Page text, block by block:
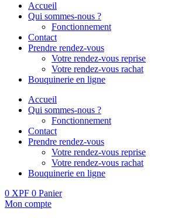
Accueil
Qui sommes-nous ?
Fonctionnement
Contact
Prendre rendez-vous
Votre rendez-vous reprise
Votre rendez-vous rachat
Bouquinerie en ligne
Accueil
Qui sommes-nous ?
Fonctionnement
Contact
Prendre rendez-vous
Votre rendez-vous reprise
Votre rendez-vous rachat
Bouquinerie en ligne
0 XPF 0 Panier
Mon compte